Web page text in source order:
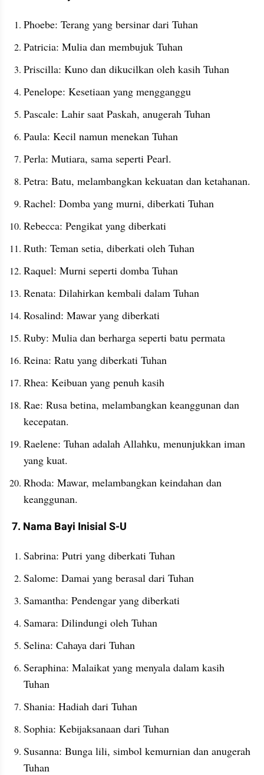
Phoebe: Terang yang bersinar dari Tuhan
Patricia: Mulia dan membujuk Tuhan
Priscilla: Kuno dan dikucilkan oleh kasih Tuhan
Penelope: Kesetiaan yang mengganggu
Pascale: Lahir saat Paskah, anugerah Tuhan
Paula: Kecil namun menekan Tuhan
Perla: Mutiara, sama seperti Pearl.
Petra: Batu, melambangkan kekuatan dan ketahanan.
Rachel: Domba yang murni, diberkati Tuhan
Rebecca: Pengikat yang diberkati
Ruth: Teman setia, diberkati oleh Tuhan
Raquel: Murni seperti domba Tuhan
Renata: Dilahirkan kembali dalam Tuhan
Rosalind: Mawar yang diberkati
Ruby: Mulia dan berharga seperti batu permata
Reina: Ratu yang diberkati Tuhan
Rhea: Keibuan yang penuh kasih
Rae: Rusa betina, melambangkan keanggunan dan
kecepatan.
Raelene: Tuhan adalah Allahku, menunjukkan iman
yang kuat.
Rhoda: Mawar, melambangkan keindahan dan
keanggunan.
7. Nama Bayi Inisial S-U
Sabrina: Putri yang diberkati Tuhan
Salome: Damai yang berasal dari Tuhan
Samantha: Pendengar yang diberkati
Samara: Dilindungi oleh Tuhan
Selina: Cahaya dari Tuhan
Seraphina: Malaikat yang menyala dalam kasih
Tuhan
Shania: Hadiah dari Tuhan
Sophia: Kebijaksanaan dari Tuhan
Susanna: Bunga lili, simbol kemurnian dan anugerah
Tuhan